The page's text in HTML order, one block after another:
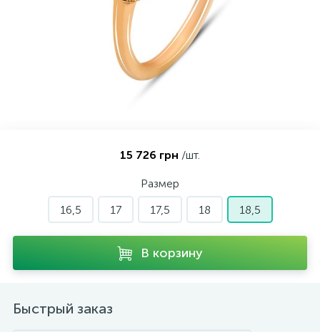
15 726 грн /шт.
Размер
16,5
17 17,5 18 18,5
В корзину
Быстрый заказ
Серебряные колье
Серебряные цепочки
Серебряные сувениры